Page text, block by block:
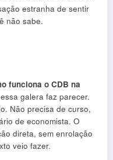
estranha de sentir
não sabe.
funciona o CDB na
galera faz parecer.
Não precisa de curso,
de economista. O
direta, sem enrolação
veio fazer.